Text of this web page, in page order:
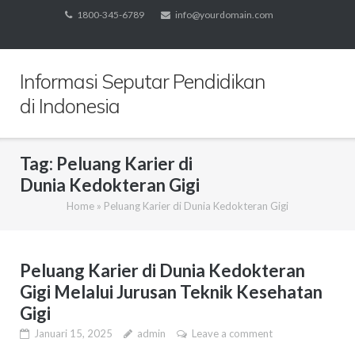
content
1800-345-6789 info@yourdomain.com
Informasi Seputar Pendidikan
di Indonesia
Tag: Peluang Karier di
Dunia Kedokteran Gigi
Home » Peluang Karier di Dunia Kedokteran Gigi
Peluang Karier di Dunia Kedokteran
Gigi Melalui Jurusan Teknik Kesehatan
Gigi
Januari 15, 2025 admin Leave a comment